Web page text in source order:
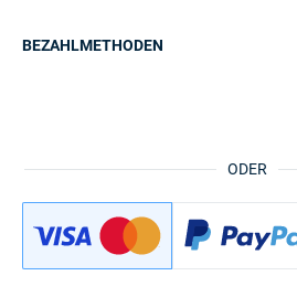
ODER
BEZAHLMETHODEN